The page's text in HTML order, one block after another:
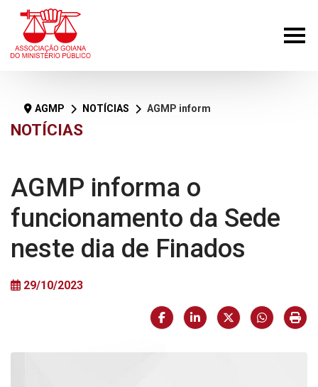
NOTÍCIAS
AGMP NOTÍCIAS AGMP informa o funcionamento da Sede neste dia de Finados
AGMP informa o
funcionamento da Sede
neste dia de Finados
29/10/2023
FacebookLinkedInX (formerly